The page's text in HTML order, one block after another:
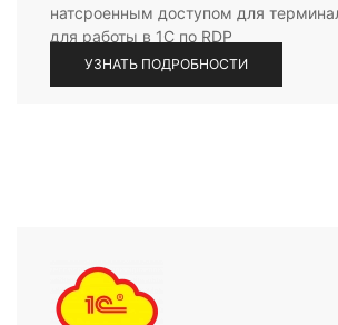
натсроенным доступом для
для работы в 1С по RDP
УЗНАТЬ ПОДРОБНОСТИ